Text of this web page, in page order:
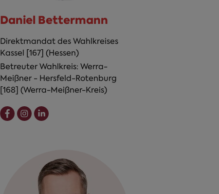
Daniel Bettermann
Direktmandat des Wahlkreises
Kassel [167] (Hessen)
Betreuter Wahlkreis: Werra-
Meißner - Hersfeld-Rotenburg
[168] (Werra-Meißner-Kreis)